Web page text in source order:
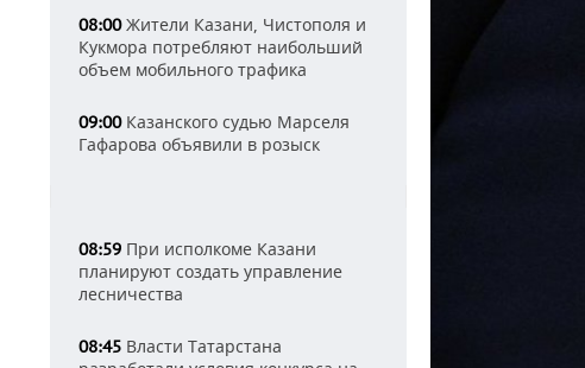
08:00Жители Казани, Чистополя и
Кукмора потребляют наибольший
объем мобильного трафика
09:00Казанского судью Марселя
Гафарова объявили в розыск
08:59 При исполкоме Казани
планируют создать управление
лесничества
08:45 Власти Татарстана